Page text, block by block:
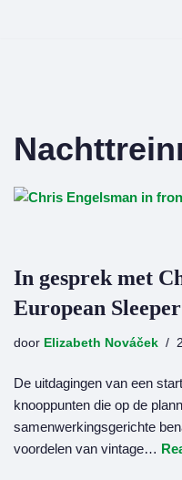
In gesprek met
European Sleeper
door Elizabeth Nováček
De uitdagingen van een
knooppunten die op de
samenwerkingsgerichte
voordelen van vintage…